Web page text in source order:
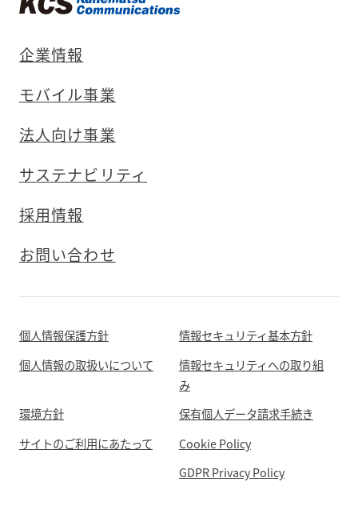
企業情報
モバイル事業
法人向け事業
サステナビリティ
採用情報
お問い合わせ
個人情報保護方針
情報セキュリティ基本方針
個人情報の取扱いについて
情報セキュリティへの取り組
み
環境方針
保有個人データ請求手続き
サイトのご利用にあたって
Cookie Policy
GDPR Privacy Policy